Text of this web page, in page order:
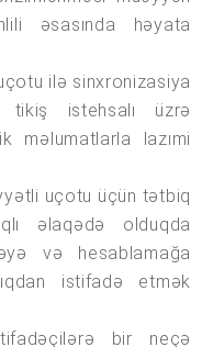
əsasında həyata
ilə sinxronizasiya
istehsalı üzrə
məlumatlarla lazımi
uçotu üçün tətbiq
əlaqədə olduqda
və hesablamağa
istifadə etmək
bir neçə